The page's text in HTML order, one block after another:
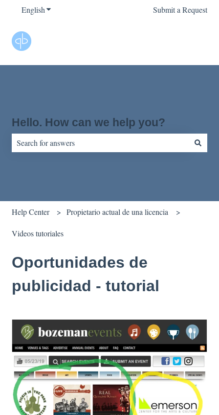
EnglishShow submenu for translations Submit a Request
Hello. How can we help you?
Help Center Propietario actual de una licencia
Videos tutoriales
Oportunidades de
publicidad - tutorial